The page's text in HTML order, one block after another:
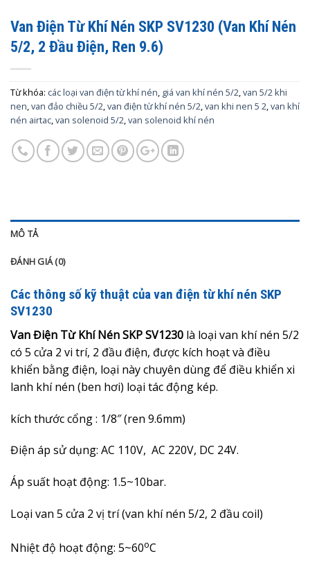
Van Điện Từ Khí Nén SKP SV1230 (Van Khí Nén
5/2, 2 Đầu Điện, Ren 9.6)
Từ khóa: các loại van điện từ khí nén, giá van khí nén 5/2,van 5/2 khi
nen,van đảo chiều 5/2,van điện từ khí nén 5/2,van khi nen 5 2,van khí
nén airtac,van solenoid 5/2,van solenoid khí nén
MÔ TẢ
ĐÁNH GIÁ (0)
Các thông số kỹ thuật của van điện từ khí nén SKP
SV1230
Van Điện Từ Khí Nén SKP SV1230 là loại van khí nén 5/2
có 5 cửa 2 vi trí, 2 đầu điện, được kích hoạt và điều
khiển bằng điện, loại này chuyên dùng để điều khiển xi
lanh khí nén (ben hơi) loại tác động kép.
kích thước cổng : 1/8″ (ren 9.6mm)
Điện áp sử dụng: AC 110V, AC 220V, DC 24V.
Áp suất hoạt động: 1.5~10bar.
Loại van 5 cửa 2 vị trí (van khí nén 5/2, 2 đầu coil)
Nhiệt độ hoạt động: 5~60oC